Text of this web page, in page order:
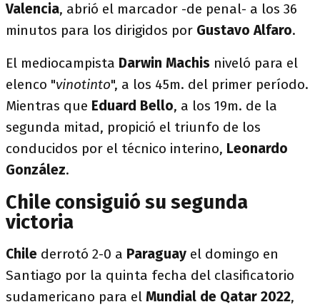
Valencia, abrió el marcador -de penal- a los 36
minutos para los dirigidos por Gustavo Alfaro.
El mediocampista Darwin Machis niveló para el
elenco "vinotinto", a los 45m. del primer período.
Mientras que Eduard Bello, a los 19m. de la
segunda mitad, propició el triunfo de los
conducidos por el técnico interino, Leonardo
González.
Chile consiguió su segunda
victoria
Chile derrotó 2-0 a Paraguay el domingo en
Santiago por la quinta fecha del clasificatorio
sudamericano para el Mundial de Qatar 2022,